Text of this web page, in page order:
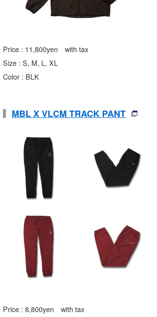
Price : 11,800yen with tax
Size : S, M, L, XL
Color : BLK
MBL X VLCM TRACK PANT
Price : 8,800yen with tax